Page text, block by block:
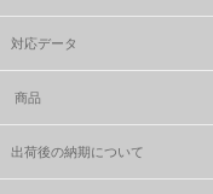
対応データ
商品
出荷後の納期について